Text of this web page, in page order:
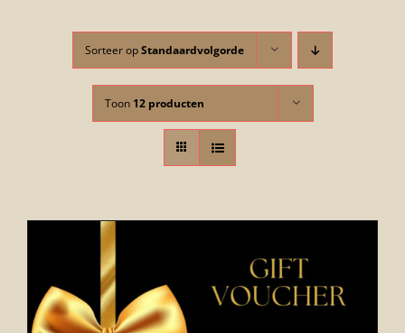
FOTO’S
Sorteer opStandaardvolgorde
Toon 12 producten